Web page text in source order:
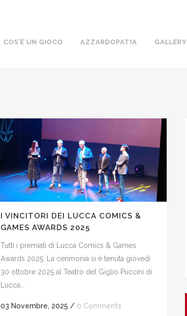
COS’È UN GIOCO AZZARDOPATIA GALLERY
I VINCITORI DEI LUCCA COMICS &
GAMES AWARDS 2025
Tutti i premiati di Lucca Comics & Games
Awards 2025. La cerimonia si è tenuta giovedì
30 ottobre 2025 al Teatro del Giglio Puccini di
Lucca...
03 Novembre, 2025 / 0 Comments